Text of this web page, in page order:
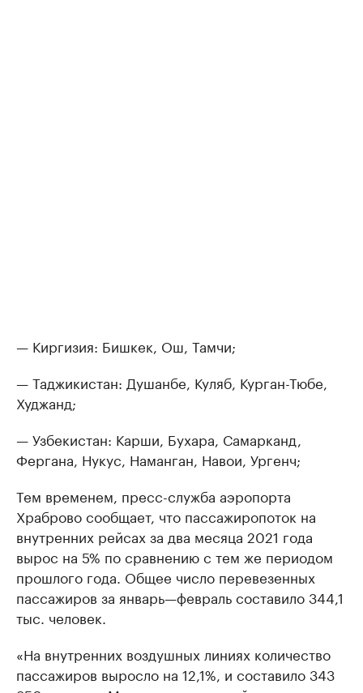
— Киргизия: Бишкек, Ош, Тамчи;
— Таджикистан: Душанбе, Куляб, Курган-Тюбе,
Худжанд;
— Узбекистан: Карши, Бухара, Самарканд,
Фергана, Нукус, Наманган, Навои, Ургенч;
Тем временем, пресс-служба аэропорта
Храброво сообщает, что пассажиропоток на
внутренних рейсах за два месяца 2021 года
вырос на 5% по сравнению с тем же периодом
прошлого года. Общее число перевезенных
пассажиров за январь—февраль составило 344,1
тыс. человек.
«На внутренних воздушных линиях количество
пассажиров выросло на 12,1%, и составило 343